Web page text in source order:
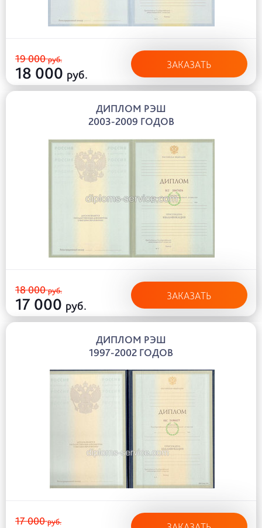
19 000руб.
18 000 руб.
ЗАКАЗАТЬ
ДИПЛОМ РЭШ
2003-2009 ГОДОВ
18 000руб.
17 000 руб.
ЗАКАЗАТЬ
ДИПЛОМ РЭШ
1997-2002 ГОДОВ
17 000руб.